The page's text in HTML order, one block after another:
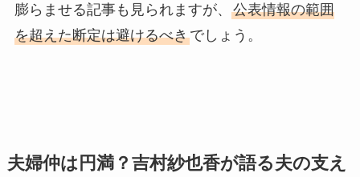
膨らませる記事も見られますが、 公表情報の範囲
を超えた断定は避けるべきでしょう。
夫婦仲は円満？吉村紗也香が語る夫の支え